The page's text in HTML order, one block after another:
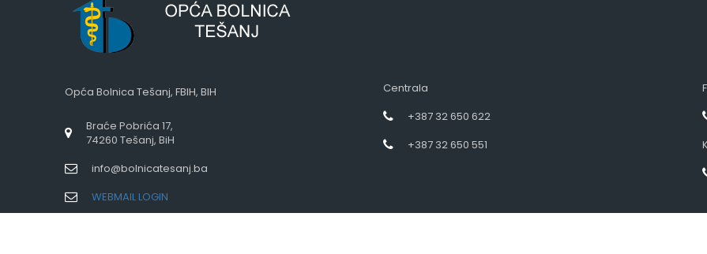
Opća Bolnica Tešanj, FBIH, BIH
Braće Pobrića 17,
74260 Tešanj, BiH
info@bolnicatesanj.ba
WEBMAIL LOGIN
Centrala
+387 32 650 622
+387 32 650 551